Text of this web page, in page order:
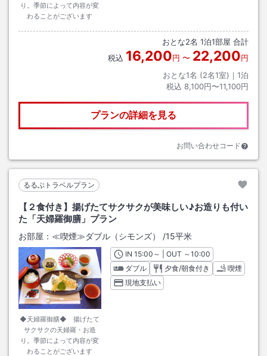
り。季節によって内容が変
わることがございます
おとな2名 1泊1部屋 合計
税込 16,200円 〜 22,200円
おとな1名 (2名1室)｜ 1泊
税込 8,100円〜11,100円
プランの詳細を見る
お問い合わせコード
るるぶトラベルプラン
【２食付き】揚げたてサクサクが美味しい♪お造りも付い
た「天婦羅御膳」プラン
お部屋： ≪喫煙≫ダブル（シモンズ） /15平米
◆天婦羅御膳◆ 揚げたて
サクサクの天婦羅・お造
り。季節によって内容が変
わることがございます
INチェックイン
15:00 ～ | OUT チェックアウト
～10:00
ダブル
夕食/朝食付き
喫煙
現地支払い